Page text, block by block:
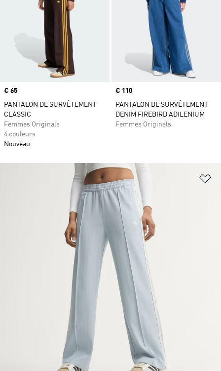
Prix
€ 65
PANTALON DE SURVÊTEMENT
CLASSIC
Femmes Originals
4 couleurs
Nouveau
Prix
€ 110
PANTALON DE SURVÊTEMENT
DENIM FIREBIRD ADILENIUM
Femmes Originals